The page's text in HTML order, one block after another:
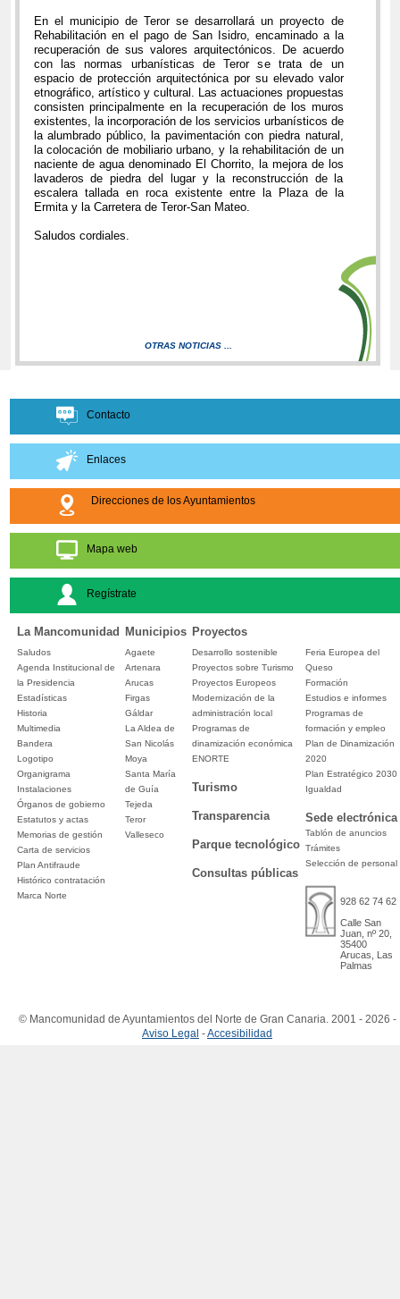
En el municipio de Teror se desarrollará un proyecto de
Rehabilitación en el pago de San Isidro, encaminado a la
recuperación de sus valores arquitectónicos. De acuerdo
con las normas urbanísticas de Teror se trata de un
espacio de protección arquitectónica por su elevado valor
etnográfico, artístico y cultural. Las actuaciones propuestas
consisten principalmente en la recuperación de los muros
existentes, la incorporación de los servicios urbanísticos de
la alumbrado público, la pavimentación con piedra natural,
la colocación de mobiliario urbano, y la rehabilitación de un
naciente de agua denominado El Chorrito, la mejora de los
lavaderos de piedra del lugar y la reconstrucción de la
escalera tallada en roca existente entre la Plaza de la
Ermita y la Carretera de Teror-San Mateo.
Saludos cordiales.
OTRAS NOTICIAS ...
Contacto
Enlaces
Direcciones de los Ayuntamientos
Mapa web
Regístrate
La Mancomunidad Municipios Proyectos
Saludos
Agenda Institucional de
la Presidencia
Estadísticas
Historia
Multimedia
Bandera
Logotipo
Organigrama
Instalaciones
Órganos de gobierno
Estatutos y actas
Memorias de gestión
Carta de servicios
Plan Antifraude
Histórico contratación
Marca Norte
Agaete
Artenara
Arucas
Firgas
Gáldar
La Aldea de
San Nicolás
Moya
Santa María
de Guía
Tejeda
Teror
Valleseco
Desarrollo sostenible
Proyectos sobre Turismo
Proyectos Europeos
Modernización de la
administración local
Programas de
dinamización económica
ENORTE
Turismo
Transparencia
Parque tecnológico
Consultas públicas
Feria Europea del
Queso
Formación
Estudios e informes
Programas de
formación y empleo
Plan de Dinamización
2020
Plan Estratégico 2030
Igualdad
Sede electrónica
Tablón de anuncios
Trámites
Selección de personal
928 62 74 62
Calle San
Juan, nº 20,
35400
Arucas, Las
Palmas
© Mancomunidad de Ayuntamientos del Norte de Gran Canaria. 2001 - 2026 -
Aviso Legal -Accesibilidad